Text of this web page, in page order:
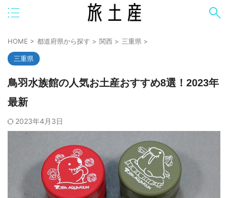
HOME > 都道府県から探す > 関西 > 三重県 >
三重県
鳥羽水族館の人気お土産おすすめ8選！2023年
最新
2023年4月3日